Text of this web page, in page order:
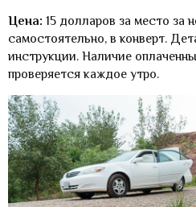
Цена: 15 долларов за место за
самостоятельно, в конверт.
инструкции. Наличие
проверяется каждое утро.